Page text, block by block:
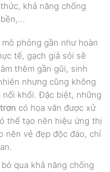
khả năng chống
phỏng gần như hoàn
tế, gạch giả sỏi sẽ
thêm gần gũi, sinh
nhưng cũng không
nổi khối. Đặc biệt, những
có họa văn được xử
thể tạo nên hiệu ứng thị
nên vẻ đẹp độc đáo, chỉ
qua khả năng chống